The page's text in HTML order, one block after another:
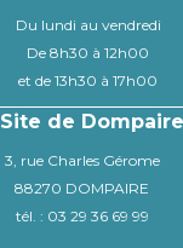
Du lundi au vendredi
De 8h30 à 12h00
et de 13h30 à 17h00
Site de Dompaire
3, rue Charles Gérome
88270 DOMPAIRE
tél. : 03 29 36 69 99